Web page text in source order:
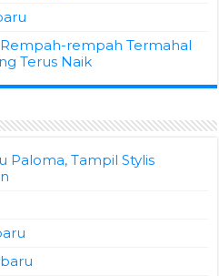
rempah Termahal
Terus Naik
Paloma, Tampil Stylis